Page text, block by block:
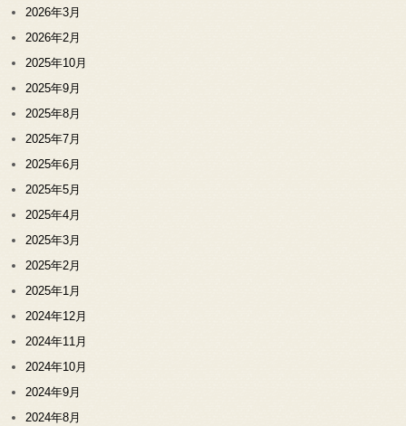
2026年3月
2026年2月
2025年10月
2025年9月
2025年8月
2025年7月
2025年6月
2025年5月
2025年4月
2025年3月
2025年2月
2025年1月
2024年12月
2024年11月
2024年10月
2024年9月
2024年8月